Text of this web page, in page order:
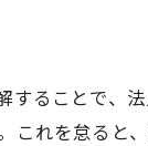
売却ガイド
ることで、
れを怠ると